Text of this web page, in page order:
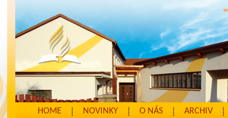
HOME NOVINKY O NÁS ARCHIV